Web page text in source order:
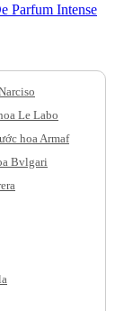
Parfum Intense
Le Labo
hoa Armaf
Bvlgari